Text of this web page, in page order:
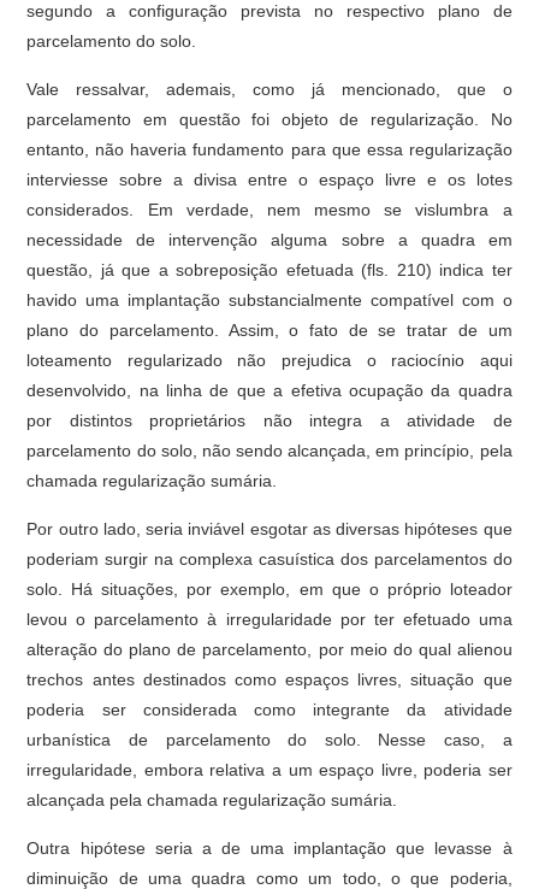
segundo a configuração prevista no respectivo plano de
parcelamento do solo.
Vale ressalvar, ademais, como já mencionado, que o
parcelamento em questão foi objeto de regularização. No
entanto, não haveria fundamento para que essa regularização
interviesse sobre a divisa entre o espaço livre e os lotes
considerados. Em verdade, nem mesmo se vislumbra a
necessidade de intervenção alguma sobre a quadra em
questão, já que a sobreposição efetuada (fls. 210) indica ter
havido uma implantação substancialmente compatível com o
plano do parcelamento. Assim, o fato de se tratar de um
loteamento regularizado não prejudica o raciocínio aqui
desenvolvido, na linha de que a efetiva ocupação da quadra
por distintos proprietários não integra a atividade de
parcelamento do solo, não sendo alcançada, em princípio, pela
chamada regularização sumária.
Por outro lado, seria inviável esgotar as diversas hipóteses que
poderiam surgir na complexa casuística dos parcelamentos do
solo. Há situações, por exemplo, em que o próprio loteador
levou o parcelamento à irregularidade por ter efetuado uma
alteração do plano de parcelamento, por meio do qual alienou
trechos antes destinados como espaços livres, situação que
poderia ser considerada como integrante da atividade
urbanística de parcelamento do solo. Nesse caso, a
irregularidade, embora relativa a um espaço livre, poderia ser
alcançada pela chamada regularização sumária.
Outra hipótese seria a de uma implantação que levasse à
diminuição de uma quadra como um todo, o que poderia,